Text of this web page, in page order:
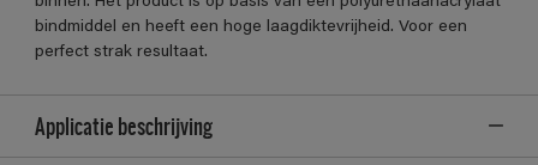
bindmiddel en heeft een hoge laagdiktevrijheid. Voor een
perfect strak resultaat.
Applicatie beschrijving